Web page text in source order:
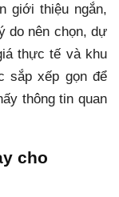
giới thiệu ngắn,
do nên chọn, dự
thực tế và khu
sắp xếp gọn để
thông tin quan
cho